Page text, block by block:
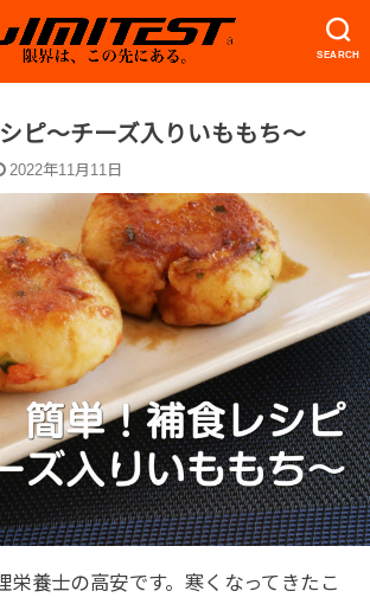
SEARCH
ピ〜チーズ入りいももち〜
2022年11月11日
栄養士の高安です。寒くなってきたこ